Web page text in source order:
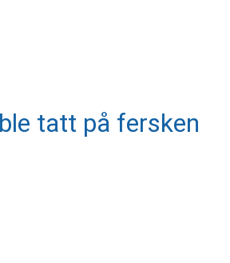
tatt på fersken